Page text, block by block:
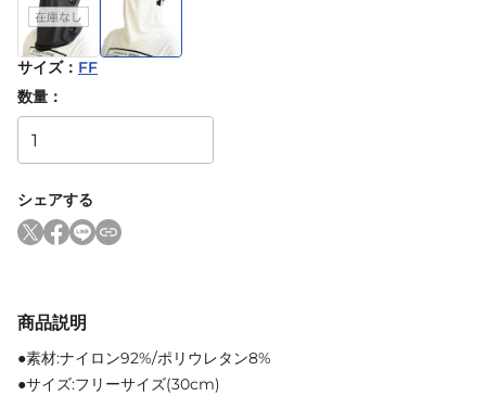
サイズ： FF
数量：
シェアする
商品説明
●素材:ナイロン92%/ポリウレタン8%
●サイズ:フリーサイズ(30cm)